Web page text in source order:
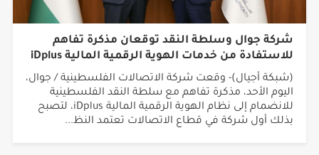
شركة جوال وسلطة النقد توقعان مذكرة تفاهم
للاستفادة من خدمات الهوية الرقمية المالية iDplus
(شبكة أجيال)- وقعت شركة الاتصالات الفلسطينية / جوال،
اليوم الأحد، مذكرة تفاهم مع سلطة النقد الفلسطينية
للانضمام إلى نظام الهوية الرقمية المالية iDplus، لتصبح
بذلك أول شركة في قطاع الاتصالات تعتمد النظ...